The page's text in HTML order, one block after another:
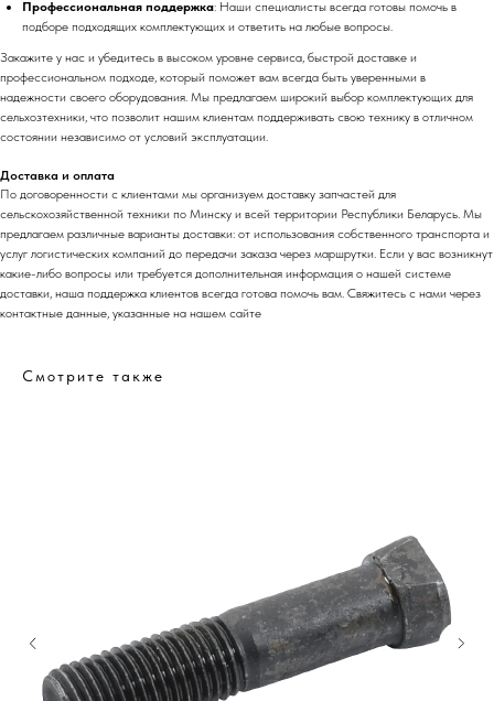
Профессиональная поддержка: Наши специалисты всегда готовы помочь в
подборе подходящих комплектующих и ответить на любые вопросы.
Закажите у нас и убедитесь в высоком уровне сервиса, быстрой доставке и
профессиональном подходе, который поможет вам всегда быть уверенными в
надежности своего оборудования. Мы предлагаем широкий выбор комплектующих для
сельхозтехники, что позволит нашим клиентам поддерживать свою технику в отличном
состоянии независимо от условий эксплуатации.
Доставка и оплата
По договоренности с клиентами мы организуем доставку запчастей для
сельскохозяйственной техники по Минску и всей территории Республики Беларусь. Мы
предлагаем различные варианты доставки: от использования собственного транспорта и
услуг логистических компаний до передачи заказа через маршрутки. Если у вас возникнут
какие-либо вопросы или требуется дополнительная информация о нашей системе
доставки, наша поддержка клиентов всегда готова помочь вам. Свяжитесь с нами через
контактные данные, указанные на нашем сайте
Смотрите также